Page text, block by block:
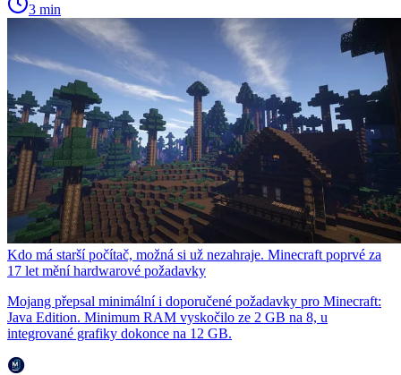
3 min
Kdo má starší počítač, možná si už nezahraje. Minecraft poprvé za
17 let mění hardwarové požadavky
Mojang přepsal minimální i doporučené požadavky pro Minecraft:
Java Edition. Minimum RAM vyskočilo ze 2 GB na 8, u
integrované grafiky dokonce na 12 GB.